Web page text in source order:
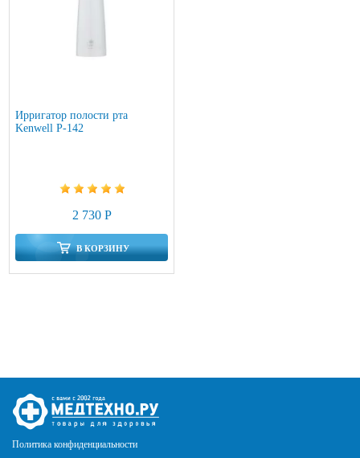
Ирригатор полости рта
Kenwell P-142
2 730 Р
В КОРЗИНУ
Политика конфиденциальности